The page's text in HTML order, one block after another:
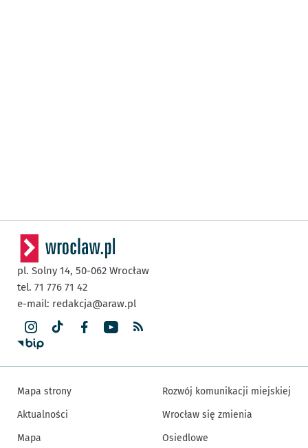
pl. Solny 14, 50-062 Wrocław
tel. 71 776 71 42
e-mail: redakcja@araw.pl
Mapa strony
Aktualności
Mapa
Rozwój komunikacji miejskiej
Wrocław się zmienia
Osiedlowe